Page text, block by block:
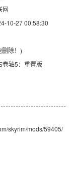
网
10-27 00:58:30
除！)
卷轴5：重置版
skyrim/mods/59405/